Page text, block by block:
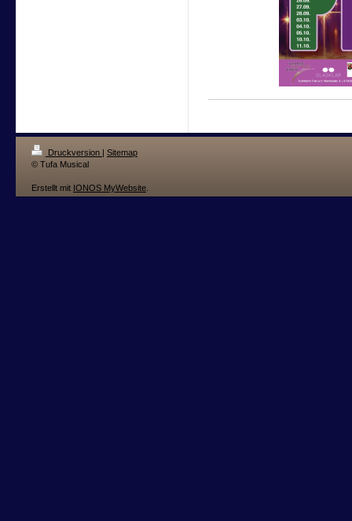
Druckversion | Sitemap
© Tufa Musical
Erstellt mit IONOS MyWebsite